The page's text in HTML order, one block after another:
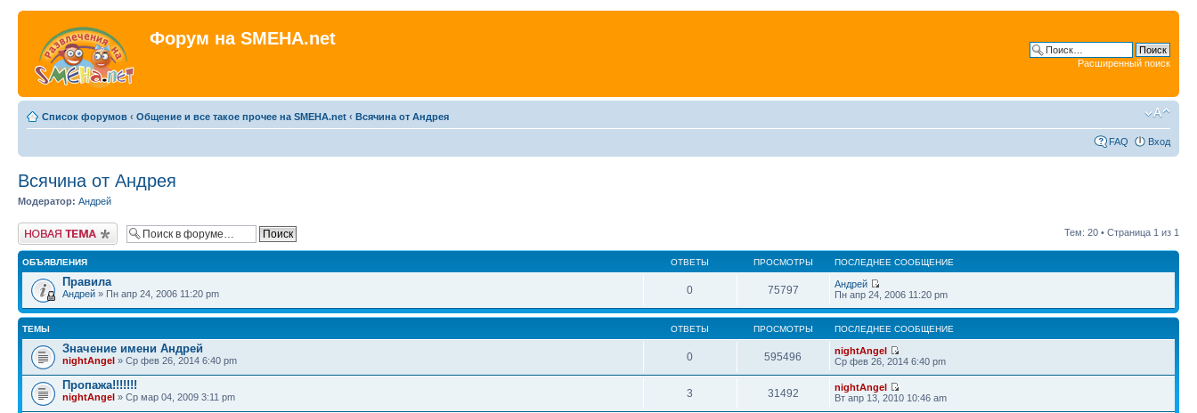
Форум на SMEHA.net
Расширенный поиск
Список форумов ‹ Общение и все такое прочее на SMEHA.net ‹ Всячина от Андрея
FAQ Вход
Всячина от Андрея
Модератор: Андрей
Новая тема Тем: 20 • Страница 1 из 1
ОБЪЯВЛЕНИЯ ОТВЕТЫ ПРОСМОТРЫ ПОСЛЕДНЕЕ СООБЩЕНИЕ
Правила
Андрей » Пн апр 24, 2006 11:20 pm 0 75797
Андрей
Пн апр 24, 2006 11:20 pm
ТЕМЫ ОТВЕТЫ ПРОСМОТРЫ ПОСЛЕДНЕЕ СООБЩЕНИЕ
Значение имени Андрей
nightAngel » Ср фев 26, 2014 6:40 pm 0 595496
nightAngel
Ср фев 26, 2014 6:40 pm
Пропажа!!!!!!!
nightAngel » Ср мар 04, 2009 3:11 pm 3 31492
nightAngel
Вт апр 13, 2010 10:46 am